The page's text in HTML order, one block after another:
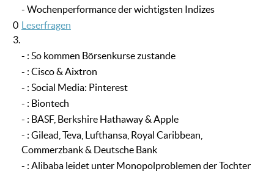
- Wochenperformance der wichtigsten Indizes
0
3.
Leserfragen
- : So kommen Börsenkurse zustande
- : Cisco & Aixtron
- : Social Media: Pinterest
- : Biontech
- : BASF, Berkshire Hathaway & Apple
- : Gilead, Teva, Lufthansa, Royal Caribbean,
Commerzbank & Deutsche Bank
- : Alibaba leidet unter Monopolproblemen der Tochter